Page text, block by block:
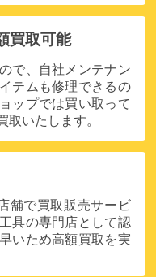
買取可能
で、自社メンテナン
テムも修理できるの
ップでは買い取って
いたします。
舗で買取販売サービ
具の専門店として認
いため高額買取を実